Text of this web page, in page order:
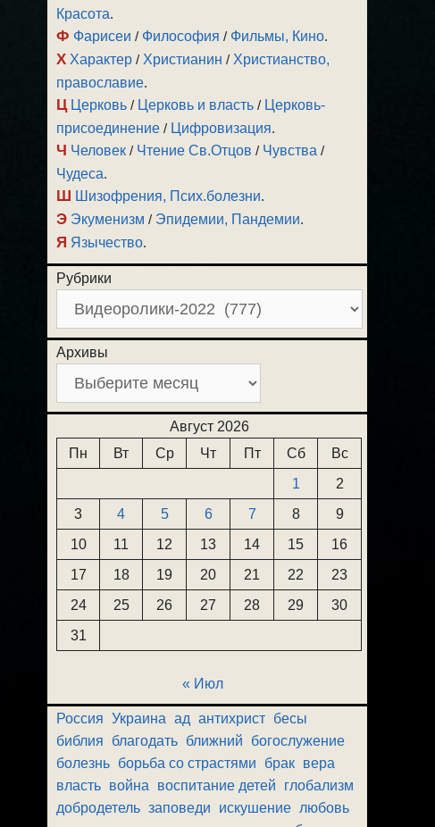
Красота.
Ф Фарисеи / Философия / Фильмы, Кино.
Х Характер / Христианин / Христианство,
православие.
Ц Церковь / Церковь и власть / Церковь-
присоединение / Цифровизация.
Ч Человек / Чтение Св.Отцов / Чувства /
Чудеса.
Ш Шизофрения, Псих.болезни.
Э Экуменизм / Эпидемии, Пандемии.
Я Язычество.
Рубрики
Архивы
Август 2026
Пн
Вт Ср Чт Пт Сб
Вс
1
2
3
4 5 6 7 8
9
10
11 12 13 14 15
16
17
18 19 20 21 22
23
24
25 26 27 28 29
30
31
« Июл
Россия Украина ад антихрист бесы
библия
благодать ближний
богослужение
болезнь борьба со страстями брак вера
власть война воспитание детей
глобализм
добродетель заповеди искушение любовь